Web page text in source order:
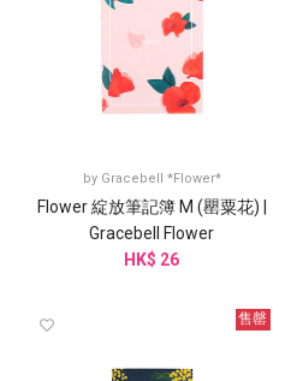
by Gracebell *Flower*
Flower 綻放筆記簿 M (罌粟花) |
Gracebell Flower
HK$ 26
售罄